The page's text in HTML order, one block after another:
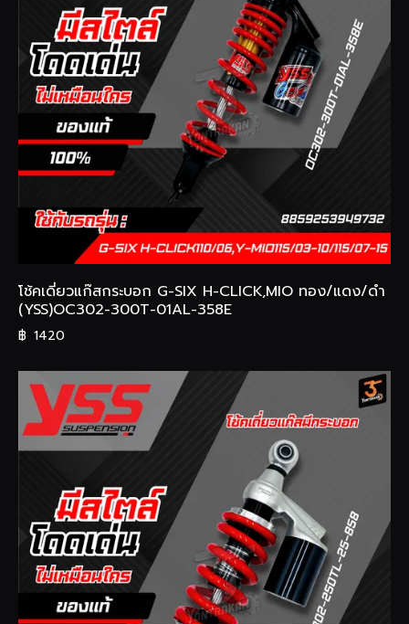
โช้คเดี่ยวแก๊สกระบอก G-SIX H-CLICK,MIO ทอง/แดง/ดำ
(YSS)OC302-300T-01AL-358E
฿ 1420